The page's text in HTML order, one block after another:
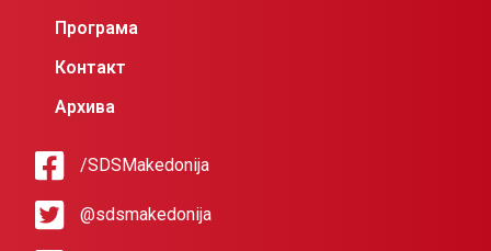
Програма
Контакт
Архива
/SDSMakedonija
@sdsmakedonija